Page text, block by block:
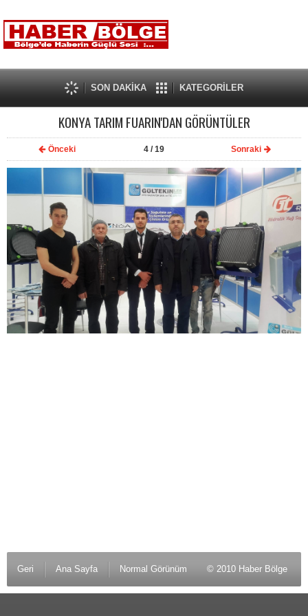
SON DAKİKA KATEGORİLER
KONYA TARIM FUARIN'DAN GÖRÜNTÜLER
Önceki 4/ 19 Sonraki
Geri Ana Sayfa Normal Görünüm © 2010 Haber Bölge